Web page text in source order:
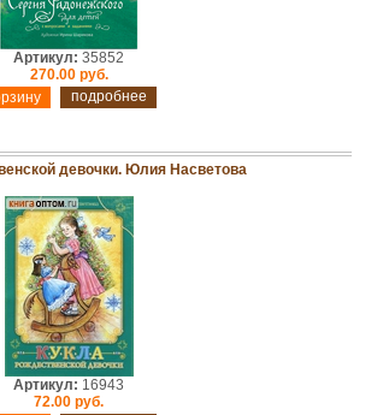
Артикул: 35852
270.00 руб.
подробнее
девочки. Юлия Насветова
Артикул: 16943
72.00 руб.